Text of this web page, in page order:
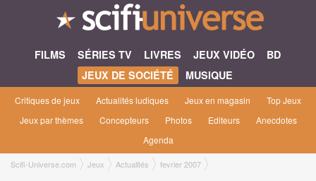
FILMS SÉRIES TV LIVRES JEUX VIDÉO
BD
JEUX DE SOCIÉTÉ
MUSIQUE
Critiques de jeux Actualités ludiques Jeux en magasin
Top Jeux
Jeux par thèmes
Concepteurs Photos Editeurs
Anecdotes
Agenda
Scifi-Universe.com Jeux Actualités fevrier 2007